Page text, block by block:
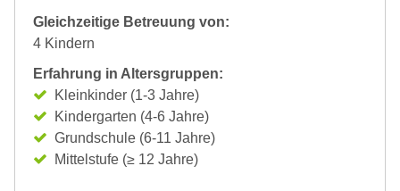
Gleichzeitige Betreuung von:
4 Kindern
Erfahrung in Altersgruppen:
Kleinkinder (1-3 Jahre)
Kindergarten (4-6 Jahre)
Grundschule (6-11 Jahre)
Mittelstufe (≥ 12 Jahre)